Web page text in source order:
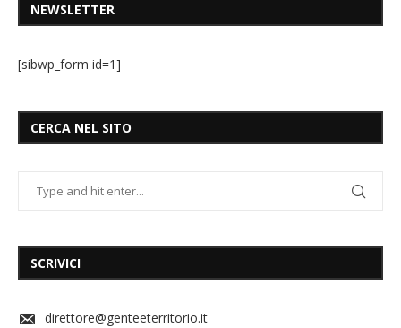
NEWSLETTER
[sibwp_form id=1]
CERCA NEL SITO
SCRIVICI
direttore@genteeterritorio.it